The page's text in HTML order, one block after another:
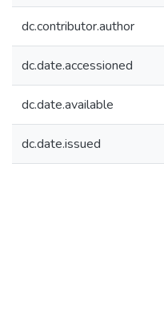
dc.contributor.author
dc.date.accessioned
dc.date.available
dc.date.issued